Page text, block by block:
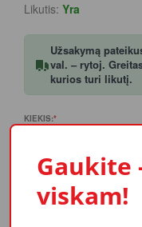
Likutis: Yra
Užsakymą
val. – rytoj.
kurios turi likutį.
KIEKIS:
Gaukite
viskam!